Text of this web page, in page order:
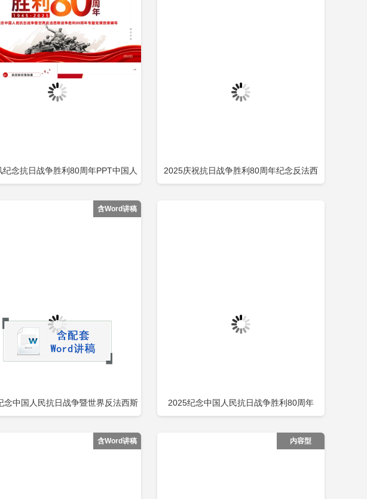
纪念抗日战争胜利80周年PPT中国人 2025庆祝抗日战争胜利80周年纪念反法西
添加收藏 立即下载
含Word讲稿
念中国人民抗日战争暨世界反法西斯
添加收藏 立即下载
2025纪念中国人民抗日战争胜利80周年
添加收藏 立即下载
含Word讲稿
添加收藏 立即下载
内容型